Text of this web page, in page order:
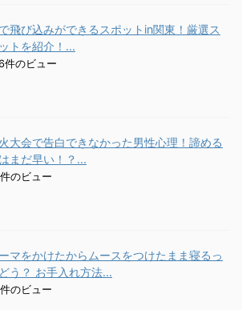
飛び込みができるスポットin関東！厳選ス
トを紹介！...
件のビュー
大会で告白できなかった男性心理！諦める
まだ早い！？...
のビュー
マをかけたからムースをつけたまま寝るっ
う？ お手入れ方法...
のビュー